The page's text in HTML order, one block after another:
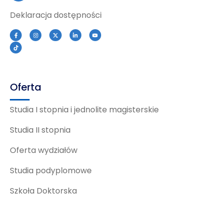
Deklaracja dostępności
Oferta
Studia I stopnia i jednolite magisterskie
Studia II stopnia
Oferta wydziałów
Studia podyplomowe
Szkoła Doktorska